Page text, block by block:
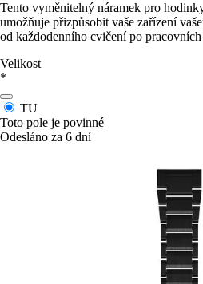
Tento vyměnitelný náramek pro
umožňuje přizpůsobit vaše zařízení
od každodenního cvičení po
Velikost
*
TU
Toto pole je povinné
Odesláno za 6 dní